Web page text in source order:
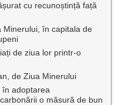
cu recunoștință față
Minerului, în capitala de
de ziua lor printr-o
de Ziua Minerului
în adoptarea
o măsură de bun